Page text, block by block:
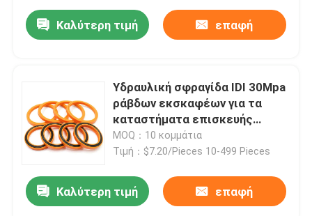
Καλύτερη τιμή επαφή
Υδραυλική σφραγίδα IDI 30Mpa
ράβδων εκσκαφέων για τα
καταστήματα επισκευής
μηχανημάτων
MOQ：10 κομμάτια
Τιμή：$7.20/Pieces 10-499 Pieces
Καλύτερη τιμή επαφή